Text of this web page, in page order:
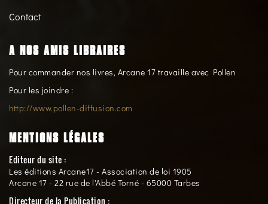
Contact
A NOS AMIS LIBRAIRES
Pour commander nos livres, Arcane 17 travaille avec Pollen
Pour les joindre :
http://www.pollen-diffusion.com
MENTIONS LÉGALES
Editeur du site :
Les éditions Arcane17 - Association de loi 1905
Arcane 17 - 22 rue de l'Abbé Torné - 65000 Tarbes
Directeur de la Publication :